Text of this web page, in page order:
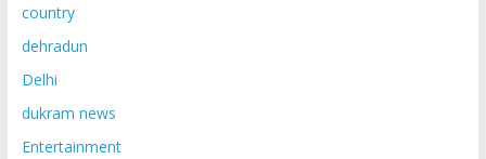
country
dehradun
Delhi
dukram news
Entertainment